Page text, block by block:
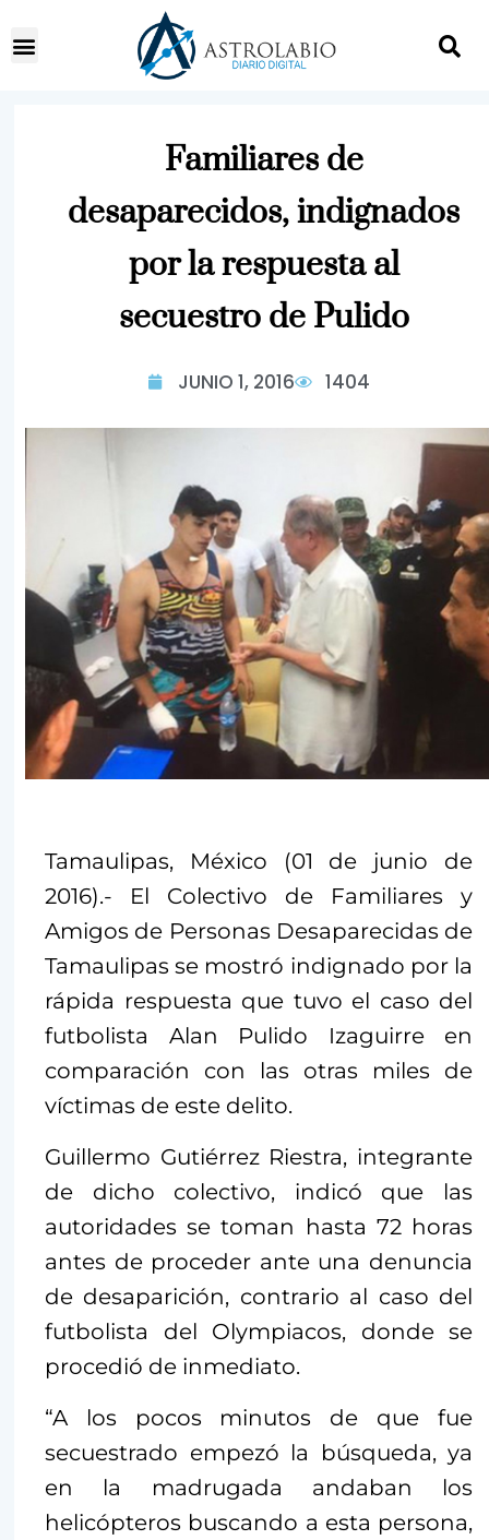
Familiares de
desaparecidos, indignados
por la respuesta al
secuestro de Pulido
JUNIO 1, 2016 1404
Tamaulipas, México (01 de junio de
2016).- El Colectivo de Familiares y
Amigos de Personas Desaparecidas de
Tamaulipas se mostró indignado por la
rápida respuesta que tuvo el caso del
futbolista Alan Pulido Izaguirre en
comparación con las otras miles de
víctimas de este delito.
Guillermo Gutiérrez Riestra, integrante
de dicho colectivo, indicó que las
autoridades se toman hasta 72 horas
antes de proceder ante una denuncia
de desaparición, contrario al caso del
futbolista del Olympiacos, donde se
procedió de inmediato.
“A los pocos minutos de que fue
secuestrado empezó la búsqueda, ya
en la madrugada andaban los
helicópteros buscando a esta persona,